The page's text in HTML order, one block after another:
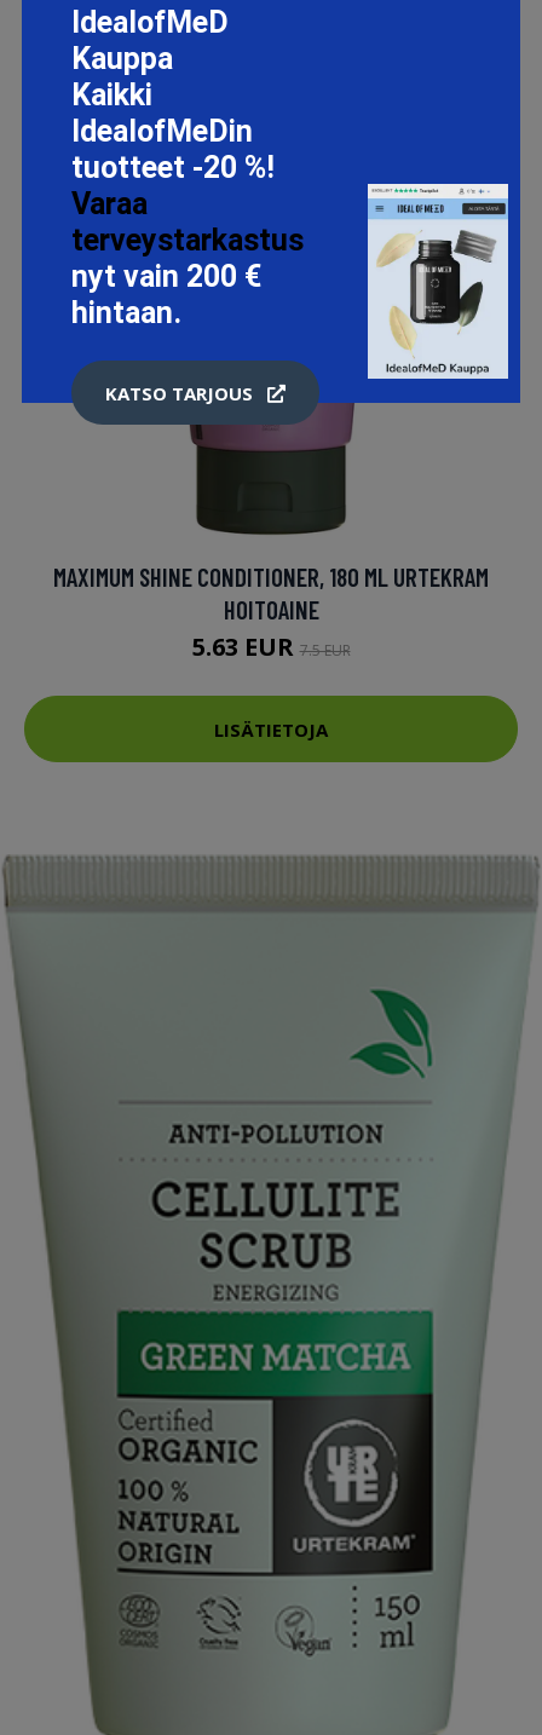
MAXIMUM SHINE CONDITIONER, 180 ML URTEKRAM
HOITOAINE
5.63 EUR7.5 EUR
LISÄTIETOJA
IdealofMeD
Kauppa
Kaikki
IdealofMeDin
tuotteet -20 %!
Varaa
terveystarkastus
nyt vain 200 €
hintaan.
KATSO TARJOUS